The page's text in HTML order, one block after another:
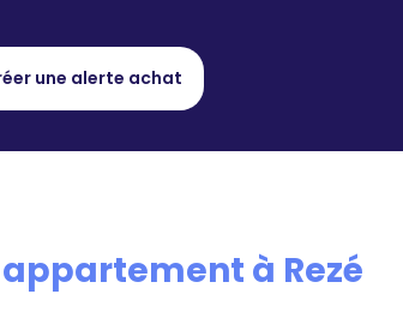
une alerte achat
à Rezé